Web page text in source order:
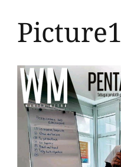
Picture1